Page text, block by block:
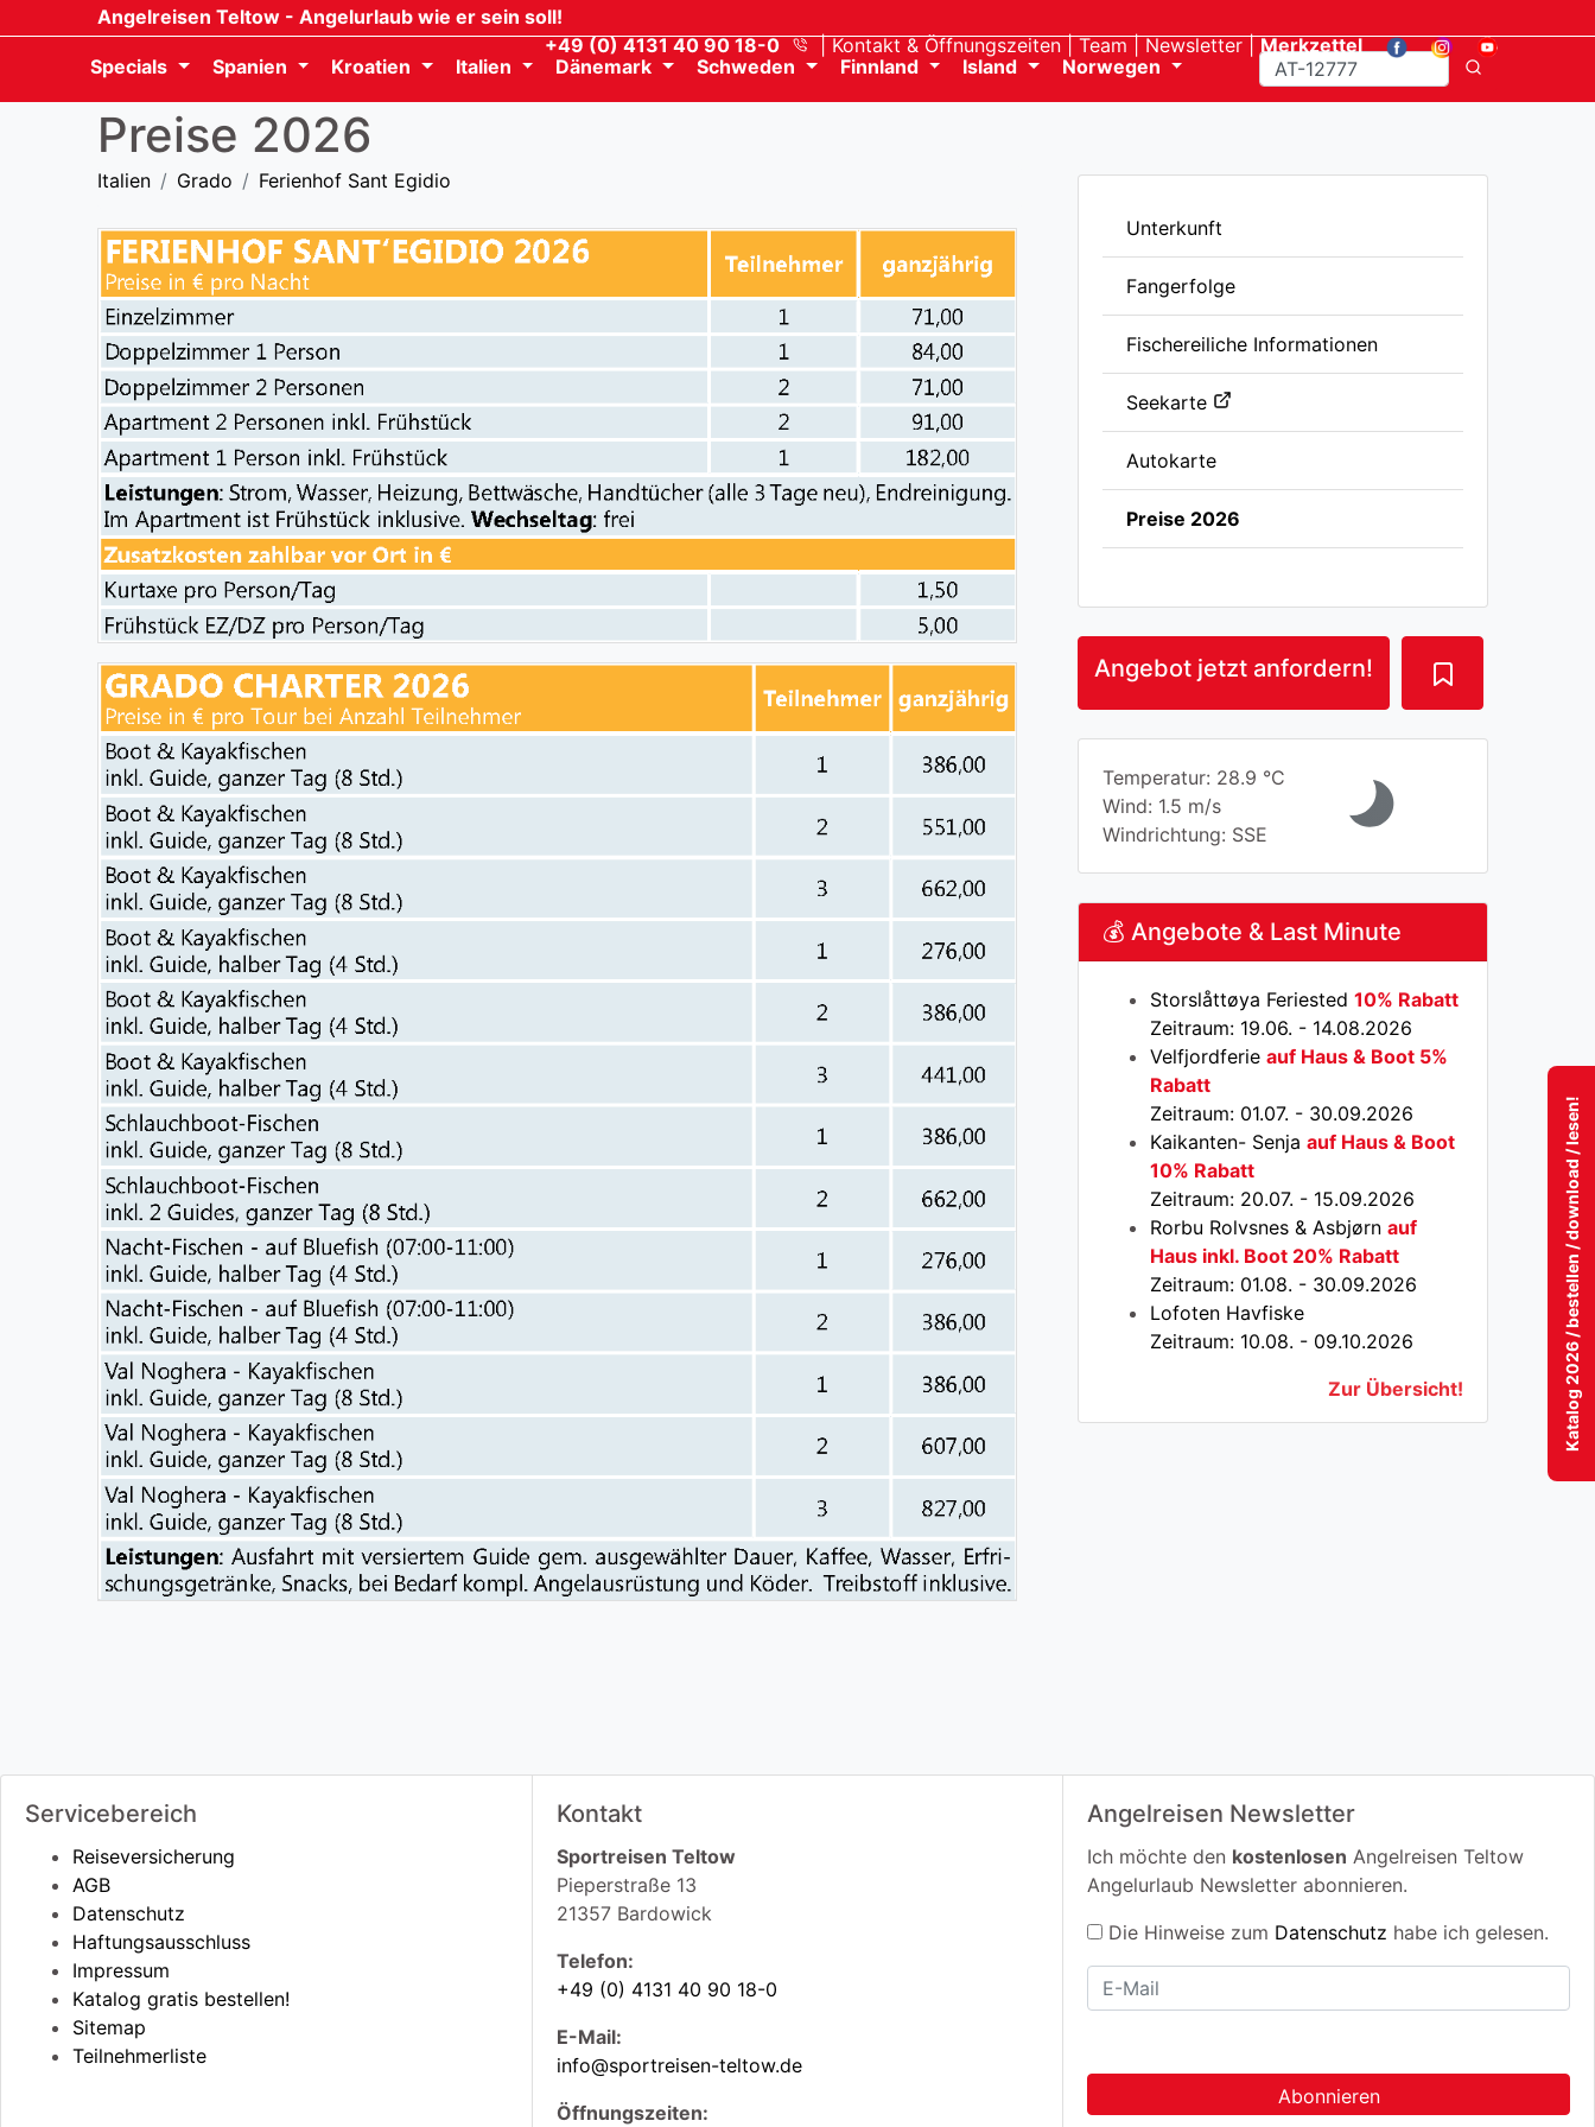
Angelreisen Teltow - Angelurlaub wie er sein soll!
+49 (0) 4131 40 90 18-0
Kontakt & Öffnungszeiten Team Newsletter
Merkzettel
Specials
Spanien Kroatien Italien Dänemark Schweden Finnland Island Norwegen
Katalog 2026 / bestellen / download / lesen!
Unterkunft
Fangerfolge
Fischereiliche Informationen
Seekarte
Autokarte
Preise 2026
Angebot jetzt anfordern!
Temperatur: 28.9 °C
Wind: 1.5 m/s
Windrichtung: SSE
💰 Angebote & Last Minute
Storslåttøya Feriested10% Rabatt
Zeitraum: 19.06. - 14.08.2026
Velfjordferieauf Haus & Boot 5%
Rabatt
Zeitraum: 01.07. - 30.09.2026
Kaikanten- Senjaauf Haus & Boot
10% Rabatt
Zeitraum: 20.07. - 15.09.2026
Rorbu Rolvsnes & Asbjørnauf
Haus inkl. Boot 20% Rabatt
Zeitraum: 01.08. - 30.09.2026
Lofoten Havfiske
Zeitraum: 10.08. - 09.10.2026
Zur Übersicht!
Preise 2026
Italien Grado Ferienhof Sant Egidio
Servicebereich
Reiseversicherung
AGB
Datenschutz
Haftungsausschluss
Impressum
Katalog gratis bestellen!
Sitemap
Teilnehmerliste
Kontakt
Sportreisen Teltow
Pieperstraße 13
21357 Bardowick
Telefon:
+49 (0) 4131 40 90 18-0
E-Mail:
info@sportreisen-teltow.de
Öffnungszeiten:
Angelreisen Newsletter
Ich möchte den kostenlosen Angelreisen Teltow
Angelurlaub Newsletter abonnieren.
Die Hinweise zum Datenschutz habe ich gelesen.